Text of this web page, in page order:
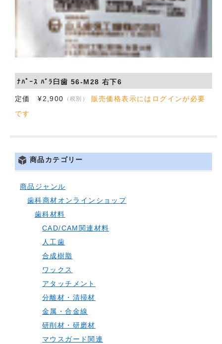
ﾅﾊﾟｰｽ ﾊﾞﾗ臼歯 56-M28 右下6
定価 ¥2,900 （税別）
販売価格表示にはログインが必要
です
商品カテゴリー
商品ジャンル
歯科商材オンラインショップ
歯科材料
CAD/CAM関連材料
人工歯
合成樹脂
ワックス
アタッチメント
分離材・清掃材
金属・合金線
研削材・研磨材
マウスガード関連